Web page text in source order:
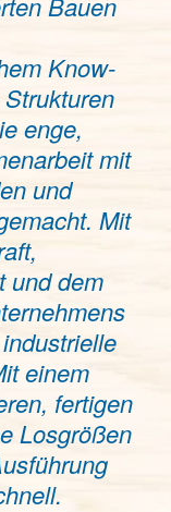
Know-
enge,
mit
und
Mit
und dem
einem
fertigen
Losgrößen